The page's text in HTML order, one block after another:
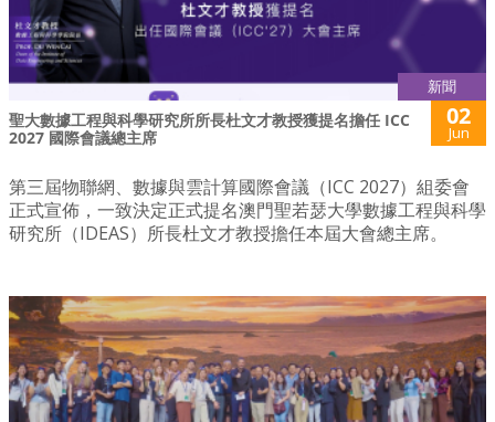
新聞
聖大數據工程與科學研究所所長杜文才教授獲提名擔任 ICC
2027 國際會議總主席
02
Jun
第三屆物聯網、數據與雲計算國際會議（ICC 2027）組委會
正式宣佈，一致決定正式提名澳門聖若瑟大學數據工程與科學
研究所（IDEAS）所長杜文才教授擔任本屆大會總主席。